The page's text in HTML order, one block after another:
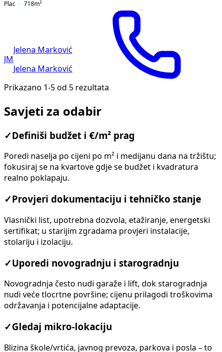
Plac
718m²
JM
Jelena Marković
Jelena Marković
Prikazano 1-5 od 5 rezultata
Savjeti za odabir
✓ Definiši budžet i €/m² prag
Poredi naselja po cijeni po m² i medijanu dana na tržištu;
fokusiraj se na kvartove gdje se budžet i kvadratura
realno poklapaju.
✓ Provjeri dokumentaciju i tehničko stanje
Vlasnički list, upotrebna dozvola, etažiranje, energetski
sertifikat; u starijim zgradama provjeri instalacije,
stolariju i izolaciju.
✓Uporedi novogradnju i starogradnju
Novogradnja često nudi garaže i lift, dok starogradnja
nudi veće tlocrtne površine; cijenu prilagodi troškovima
održavanja i potencijalne adaptacije.
✓Gledaj mikro-lokaciju
Blizina škole/vrtića, javnog prevoza, parkova i posla – to